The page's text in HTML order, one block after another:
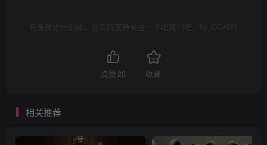
将免费进行到底，喜欢就支持关注一下吧我们吧，by_CGART
点赞20 收藏
相关推荐